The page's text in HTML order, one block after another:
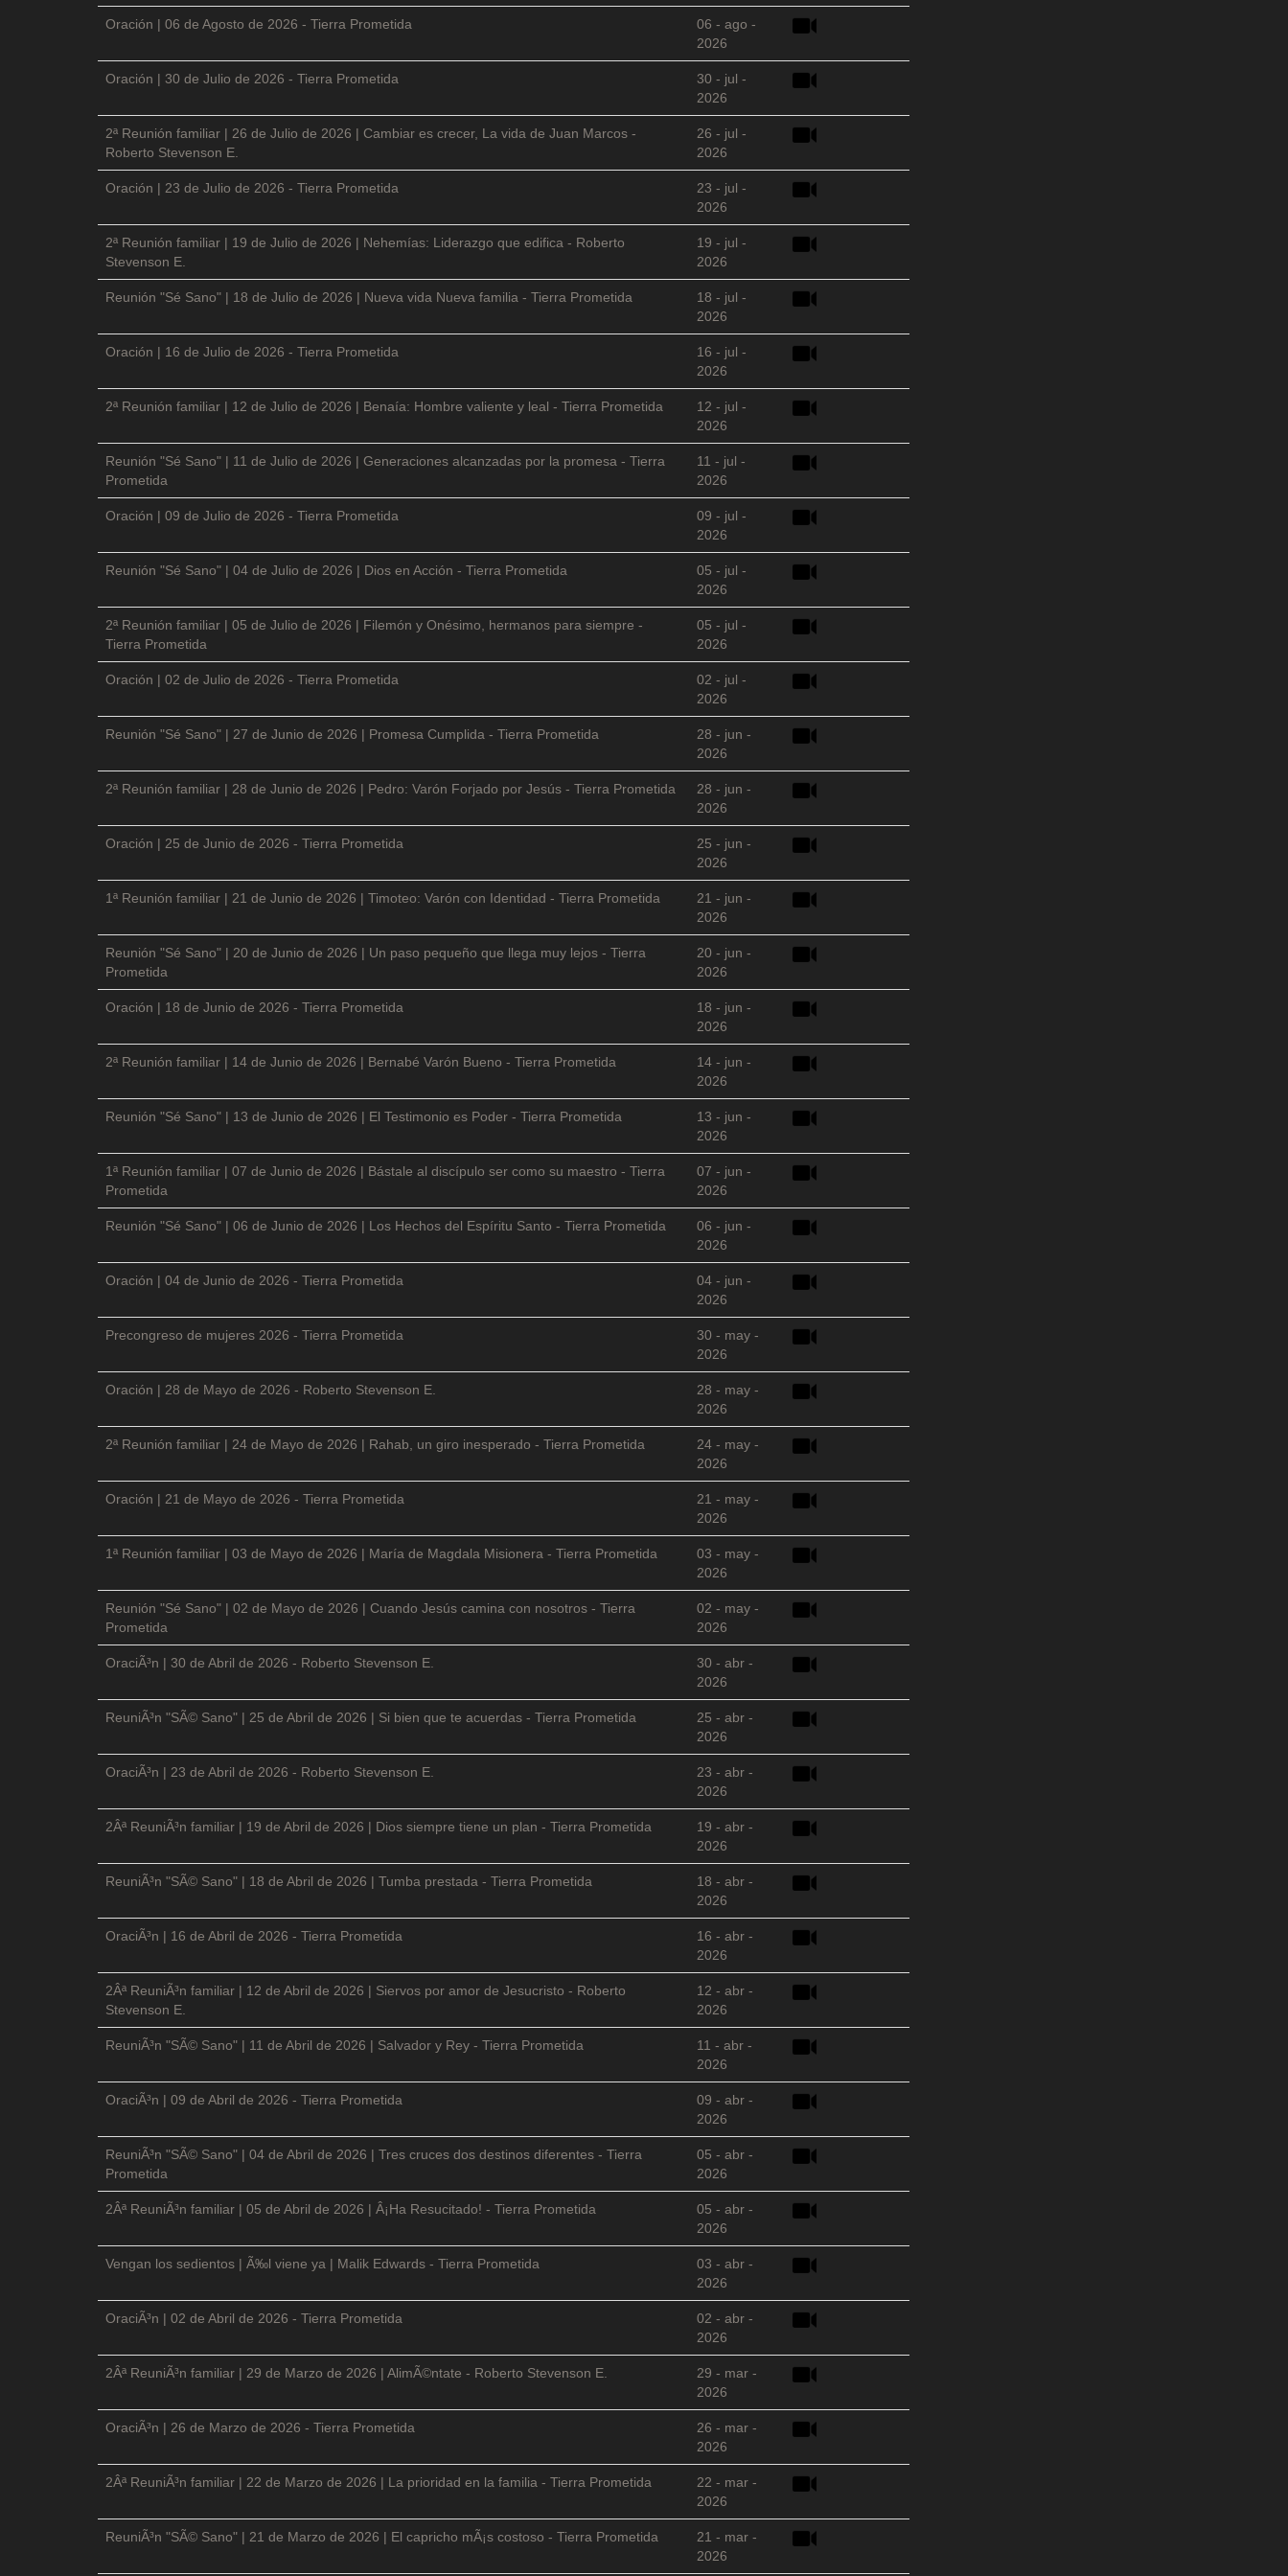
Oración | 06 de Agosto de 2026 - Tierra Prometida
06 - ago -
2026
Oración | 30 de Julio de 2026 - Tierra Prometida
30 - jul -
2026
2ª Reunión familiar | 26 de Julio de 2026 | Cambiar es crecer, La vida de Juan Marcos -
Roberto Stevenson E.
26 - jul -
2026
Oración | 23 de Julio de 2026 - Tierra Prometida
23 - jul -
2026
2ª Reunión familiar | 19 de Julio de 2026 | Nehemías: Liderazgo que edifica - Roberto
Stevenson E.
19 - jul -
2026
Reunión "Sé Sano" | 18 de Julio de 2026 | Nueva vida Nueva familia - Tierra Prometida
18 - jul -
2026
Oración | 16 de Julio de 2026 - Tierra Prometida
16 - jul -
2026
2ª Reunión familiar | 12 de Julio de 2026 | Benaía: Hombre valiente y leal - Tierra Prometida
12 - jul -
2026
Reunión "Sé Sano" | 11 de Julio de 2026 | Generaciones alcanzadas por la promesa - Tierra
Prometida
11 - jul -
2026
Oración | 09 de Julio de 2026 - Tierra Prometida
09 - jul -
2026
Reunión "Sé Sano" | 04 de Julio de 2026 | Dios en Acción - Tierra Prometida
05 - jul -
2026
2ª Reunión familiar | 05 de Julio de 2026 | Filemón y Onésimo, hermanos para siempre -
Tierra Prometida
05 - jul -
2026
Oración | 02 de Julio de 2026 - Tierra Prometida
02 - jul -
2026
Reunión "Sé Sano" | 27 de Junio de 2026 | Promesa Cumplida - Tierra Prometida
28 - jun -
2026
2ª Reunión familiar | 28 de Junio de 2026 | Pedro: Varón Forjado por Jesús - Tierra Prometida
28 - jun -
2026
Oración | 25 de Junio de 2026 - Tierra Prometida
25 - jun -
2026
1ª Reunión familiar | 21 de Junio de 2026 | Timoteo: Varón con Identidad - Tierra Prometida
21 - jun -
2026
Reunión "Sé Sano" | 20 de Junio de 2026 | Un paso pequeño que llega muy lejos - Tierra
Prometida
20 - jun -
2026
Oración | 18 de Junio de 2026 - Tierra Prometida
18 - jun -
2026
2ª Reunión familiar | 14 de Junio de 2026 | Bernabé Varón Bueno - Tierra Prometida
14 - jun -
2026
Reunión "Sé Sano" | 13 de Junio de 2026 | El Testimonio es Poder - Tierra Prometida
13 - jun -
2026
1ª Reunión familiar | 07 de Junio de 2026 | Bástale al discípulo ser como su maestro - Tierra
Prometida
07 - jun -
2026
Reunión "Sé Sano" | 06 de Junio de 2026 | Los Hechos del Espíritu Santo - Tierra Prometida
06 - jun -
2026
Oración | 04 de Junio de 2026 - Tierra Prometida
04 - jun -
2026
Precongreso de mujeres 2026 - Tierra Prometida
30 - may -
2026
Oración | 28 de Mayo de 2026 - Roberto Stevenson E.
28 - may -
2026
2ª Reunión familiar | 24 de Mayo de 2026 | Rahab, un giro inesperado - Tierra Prometida
24 - may -
2026
Oración | 21 de Mayo de 2026 - Tierra Prometida
21 - may -
2026
1ª Reunión familiar | 03 de Mayo de 2026 | María de Magdala Misionera - Tierra Prometida
03 - may -
2026
Reunión "Sé Sano" | 02 de Mayo de 2026 | Cuando Jesús camina con nosotros - Tierra
Prometida
02 - may -
2026
OraciÃ³n | 30 de Abril de 2026 - Roberto Stevenson E.
30 - abr -
2026
ReuniÃ³n "SÃ© Sano" | 25 de Abril de 2026 | Si bien que te acuerdas - Tierra Prometida
25 - abr -
2026
OraciÃ³n | 23 de Abril de 2026 - Roberto Stevenson E.
23 - abr -
2026
2Âª ReuniÃ³n familiar | 19 de Abril de 2026 | Dios siempre tiene un plan - Tierra Prometida
19 - abr -
2026
ReuniÃ³n "SÃ© Sano" | 18 de Abril de 2026 | Tumba prestada - Tierra Prometida
18 - abr -
2026
OraciÃ³n | 16 de Abril de 2026 - Tierra Prometida
16 - abr -
2026
2Âª ReuniÃ³n familiar | 12 de Abril de 2026 | Siervos por amor de Jesucristo - Roberto
Stevenson E.
12 - abr -
2026
ReuniÃ³n "SÃ© Sano" | 11 de Abril de 2026 | Salvador y Rey - Tierra Prometida
11 - abr -
2026
OraciÃ³n | 09 de Abril de 2026 - Tierra Prometida
09 - abr -
2026
ReuniÃ³n "SÃ© Sano" | 04 de Abril de 2026 | Tres cruces dos destinos diferentes - Tierra
Prometida
05 - abr -
2026
2Âª ReuniÃ³n familiar | 05 de Abril de 2026 | Â¡Ha Resucitado! - Tierra Prometida
05 - abr -
2026
Vengan los sedientos | Ã‰l viene ya | Malik Edwards - Tierra Prometida
03 - abr -
2026
OraciÃ³n | 02 de Abril de 2026 - Tierra Prometida
02 - abr -
2026
2Âª ReuniÃ³n familiar | 29 de Marzo de 2026 | AlimÃ©ntate - Roberto Stevenson E.
29 - mar -
2026
OraciÃ³n | 26 de Marzo de 2026 - Tierra Prometida
26 - mar -
2026
2Âª ReuniÃ³n familiar | 22 de Marzo de 2026 | La prioridad en la familia - Tierra Prometida
22 - mar -
2026
ReuniÃ³n "SÃ© Sano" | 21 de Marzo de 2026 | El capricho mÃ¡s costoso - Tierra Prometida
21 - mar -
2026